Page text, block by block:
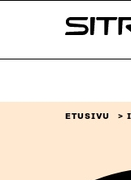
sisältöön
ETUSIVU